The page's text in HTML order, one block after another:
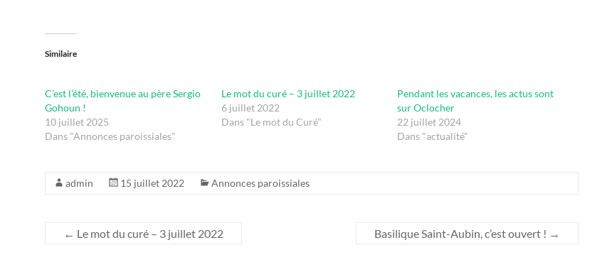
Similaire
C’est l’été, bienvenue au père Sergio
Gohoun !
10 juillet 2025
Dans "Annonces paroissiales"
Le mot du curé – 3 juillet 2022
6 juillet 2022
Dans "Le mot du Curé"
Pendant les vacances, les actus sont
sur Oclocher
22 juillet 2024
Dans "actualité"
admin 15 juillet 2022 Annonces paroissiales
← Le mot du curé – 3 juillet 2022 Basilique Saint-Aubin, c’est ouvert ! →